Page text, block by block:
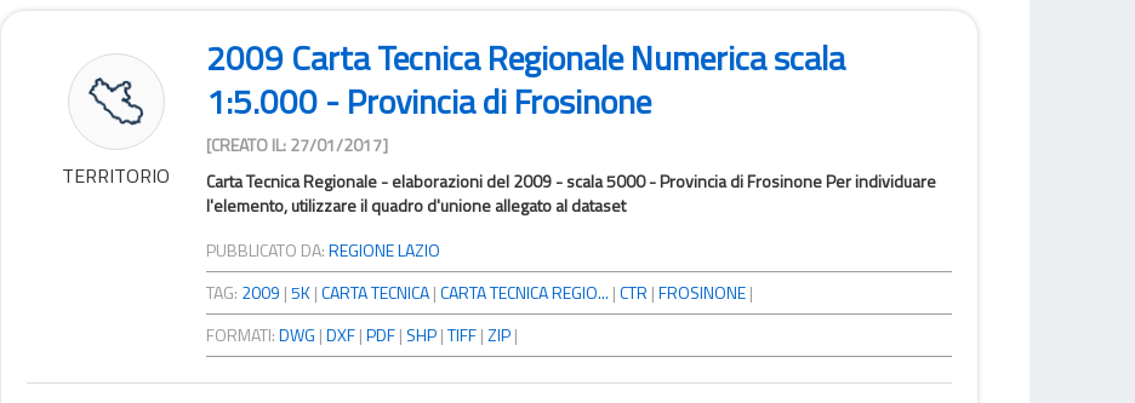
TERRITORIO
2009 Carta Tecnica Regionale Numerica scala
1:5.000 - Provincia di Frosinone
[CREATO IL: 27/01/2017]
Carta Tecnica Regionale - elaborazioni del 2009 - scala 5000 - Provincia di Frosinone Per individuare
l'elemento, utilizzare il quadro d'unione allegato al dataset
PUBBLICATO DA:REGIONE LAZIO
TAG: 2009 |5K |CARTA TECNICA |CARTA TECNICA REGIO... |CTR |FROSINONE |
FORMATI:DWG |DXF |PDF | SHP |TIFF |ZIP |